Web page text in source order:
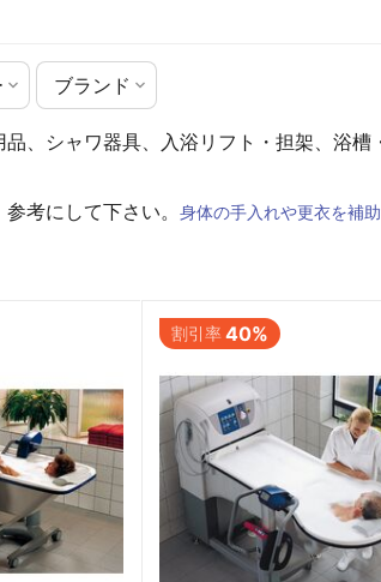
ブランド
、シャワ器具、入浴リフト・担架、浴
考にして下さい。 身体の手入れや更衣を補
割引率40%